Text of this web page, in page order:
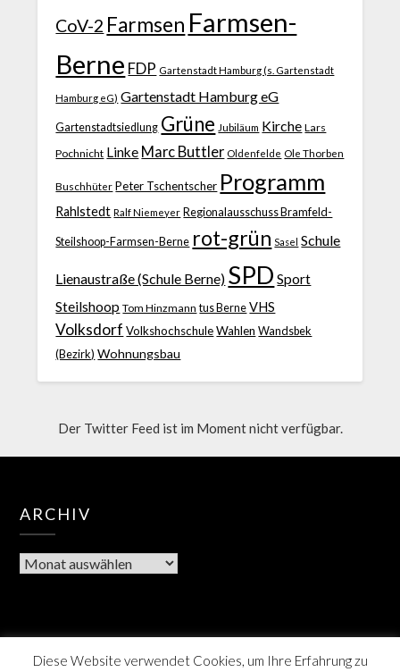
CoV-2 Farmsen Farmsen-
Berne FDP Gartenstadt Hamburg (s. Gartenstadt
Hamburg eG) Gartenstadt Hamburg eG
Gartenstadtsiedlung Grüne Jubiläum Kirche Lars
Pochnicht Linke Marc Buttler Oldenfelde Ole Thorben
Buschhüter Peter Tschentscher Programm
Rahlstedt Ralf Niemeyer Regionalausschuss Bramfeld-
Steilshoop-Farmsen-Berne rot-grün Sasel Schule
Lienaustraße (Schule Berne) SPD Sport
Steilshoop Tom Hinzmann tus Berne VHS
Volksdorf Volkshochschule Wahlen Wandsbek
(Bezirk) Wohnungsbau
Der Twitter Feed ist im Moment nicht verfügbar.
ARCHIV
Diese Website verwendet Cookies, um Ihre Erfahrung zu